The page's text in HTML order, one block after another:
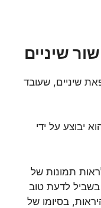
שיניים
שיניים, שעובד
יבוצע על ידי
תמונות של
בשביל לדעת טוב
בסיומו של